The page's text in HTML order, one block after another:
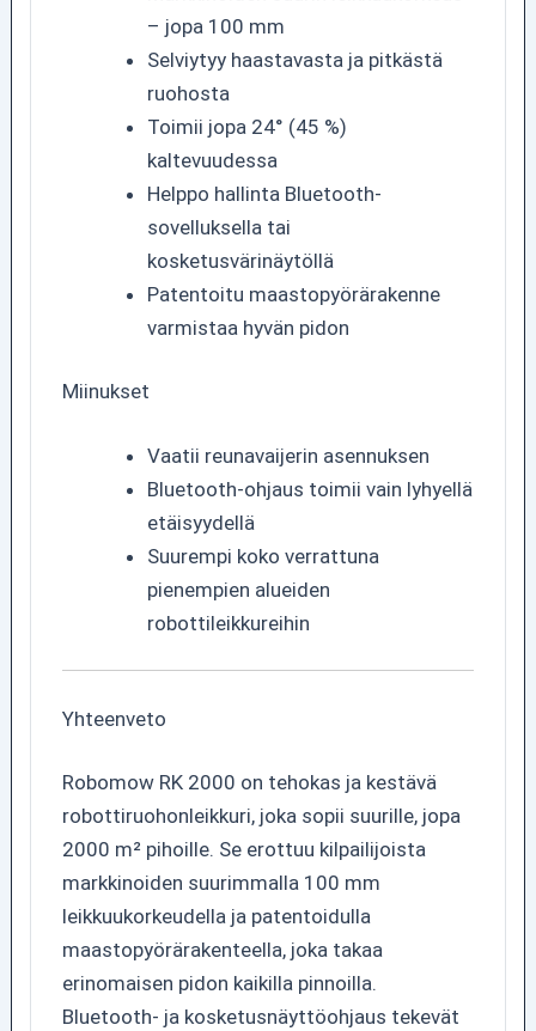
– jopa 100 mm
Selviytyy haastavasta ja pitkästä
ruohosta
Toimii jopa 24° (45 %)
kaltevuudessa
Helppo hallinta Bluetooth-
sovelluksella tai
kosketusvärinäytöllä
Patentoitu maastopyörärakenne
varmistaa hyvän pidon
Miinukset
Vaatii reunavaijerin asennuksen
Bluetooth-ohjaus toimii vain lyhyellä
etäisyydellä
Suurempi koko verrattuna
pienempien alueiden
robottileikkureihin
Yhteenveto
Robomow RK 2000 on tehokas ja kestävä
robottiruohonleikkuri, joka sopii suurille, jopa
2000 m² pihoille. Se erottuu kilpailijoista
markkinoiden suurimmalla 100 mm
leikkuukorkeudella ja patentoidulla
maastopyörärakenteella, joka takaa
erinomaisen pidon kaikilla pinnoilla.
Bluetooth- ja kosketusnäyttöohjaus tekevät